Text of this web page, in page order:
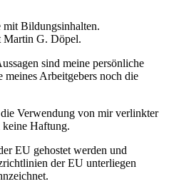
mit Bildungsinhalten.
Martin G. Döpel.
sind meine persönliche
Arbeitgebers noch die
Verwendung von mir verlinkter
keine Haftung.
EU gehostet werden und
der EU unterliegen